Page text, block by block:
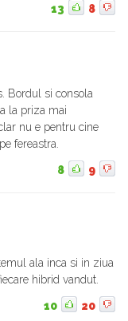
13 8
Bordul si consola
la priza mai
nu e pentru cine
fereastra.
8 9
ala inca si in ziua
hibrid vandut.
10 20